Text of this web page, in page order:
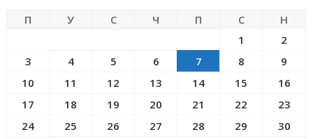
П У С Ч П С Н
1
2
3
4 5 6 7 8
9
10
11 12 13 14 15
16
17
18 19 20 21 22
23
24
25 26 27 28 29
30